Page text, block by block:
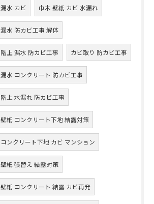
漏水 カビ 巾木 壁紙 カビ 水漏れ
漏水 防カビ工事 解体
階上 漏水 防カビ工事 カビ取り 防カビ工事
漏水 コンクリート 防カビ工事
階上 水漏れ 防カビ工事
壁紙 コンクリート下地 結露対策
コンクリート下地 カビ マンション
壁紙 張替え 結露対策
壁紙 コンクリート 結露 カビ再発